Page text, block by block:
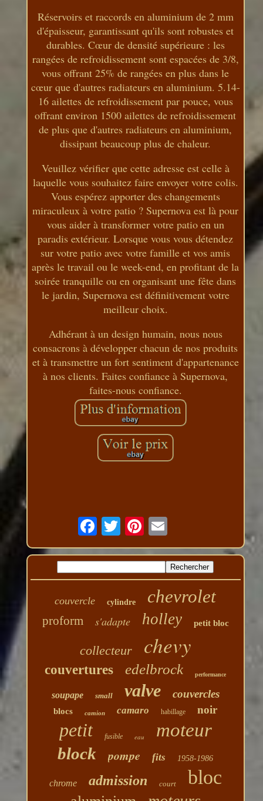
Réservoirs et raccords en aluminium de 2 mm
d'épaisseur, garantissant qu'ils sont robustes et
durables. Cœur de densité supérieure : les
rangées de refroidissement sont espacées de 3/8,
vous offrant 25% de rangées en plus dans le
cœur que d'autres radiateurs en aluminium. 5.14-
16 ailettes de refroidissement par pouce, vous
offrant environ 1500 ailettes de refroidissement
de plus que d'autres radiateurs en aluminium,
dissipant beaucoup plus de chaleur.
Veuillez vérifier que cette adresse est celle à
laquelle vous souhaitez faire envoyer votre colis.
Vous espérez apporter des changements
miraculeux à votre patio ? Supernova est là pour
vous aider à transformer votre patio en un
paradis extérieur. Lorsque vous vous détendez
sur votre patio avec votre famille et vos amis
après le travail ou le week-end, en profitant de la
soirée tranquille ou en organisant une fête dans
le jardin, Supernova est définitivement votre
meilleur choix.
Adhérant à un design humain, nous nous
consacrons à développer chacun de nos produits
et à transmettre un fort sentiment d'appartenance
à nos clients. Faites confiance à Supernova,
faites-nous confiance.
couvercle cylindre chevrolet
proform s'adapte holley petit bloc
collecteur chevy
couvertures edelbrock performance
soupape small valve couvercles
blocs camion camaro habillage noir
petit fusible eau moteur
block pompe fits 1958-1986
chrome admission court bloc